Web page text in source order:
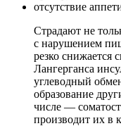
отсутствие
Страдают не
с нарушением
резко снижается
Лангерганса
углеводный
образование
числе —
производит их в